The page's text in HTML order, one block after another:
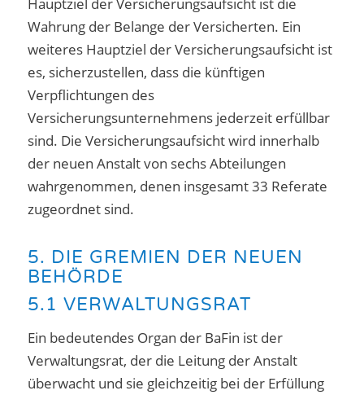
Hauptziel der Versicherungsaufsicht ist die
Wahrung der Belange der Versicherten. Ein
weiteres Hauptziel der Versicherungsaufsicht ist
es, sicherzustellen, dass die künftigen
Verpflichtungen des
Versicherungsunternehmens jederzeit erfüllbar
sind. Die Versicherungsaufsicht wird innerhalb
der neuen Anstalt von sechs Abteilungen
wahrgenommen, denen insgesamt 33 Referate
zugeordnet sind.
5. DIE GREMIEN DER NEUEN
BEHÖRDE
5.1 VERWALTUNGSRAT
Ein bedeutendes Organ der BaFin ist der
Verwaltungsrat, der die Leitung der Anstalt
überwacht und sie gleichzeitig bei der Erfüllung